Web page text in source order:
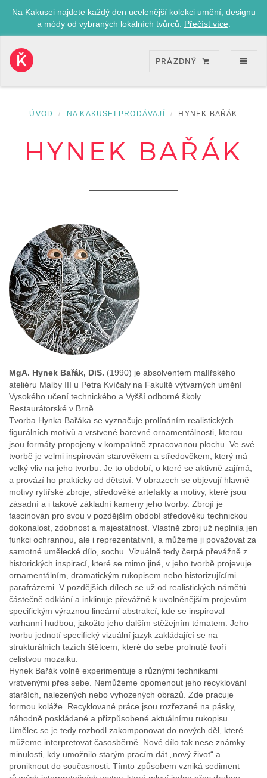
Na Kakusei najdete každý den ucelenější kolekci umění, designu
a módy od vybraných lokálních tvůrců. Přečíst více
přejít
úvodní
PRÁZDNÝ
ÚVOD NA KAKUSEI PRODÁVAJÍ HYNEK BAŘÁK
HYNEK BAŘÁK
MgA. Hynek Bařák, DiS. (1990) je absolventem malířského
ateliéru Malby III u Petra Kvíčaly na Fakultě výtvarných umění
Vysokého učení technického a Vyšší odborné školy
Restaurátorské v Brně.
Tvorba Hynka Bařáka se vyznačuje prolínáním realistických
figurálních motivů a vrstvené barevné ornamentálnosti, kterou
jsou formáty propojeny v kompaktně zpracovanou plochu. Ve své
tvorbě je velmi inspirován starověkem a středověkem, který má
velký vliv na jeho tvorbu. Je to období, o které se aktivně zajímá,
a provází ho prakticky od dětství. V obrazech se objevují hlavně
motivy rytířské zbroje, středověké artefakty a motivy, které jsou
zásadní a i takové základní kameny jeho tvorby. Zbrojí je
fascinován pro svou v pozdějším období středověku technickou
dokonalost, zdobnost a majestátnost. Vlastně zbroj už neplnila jen
funkci ochrannou, ale i reprezentativní, a můžeme ji považovat za
samotné umělecké dílo, sochu. Vizuálně tedy čerpá převážně z
historických inspirací, které se mimo jiné, v jeho tvorbě projevuje
ornamentálním, dramatickým rukopisem nebo historizujícími
parafrázemi. V pozdějších dílech se už od realistických námětů
částečně odklání a inklinuje převážně k uvolněnějším projevům
specifickým výraznou lineární abstrakcí, kde se inspiroval
varhanní hudbou, jakožto jeho dalším stěžejním tématem. Jeho
tvorbu jednotí specifický vizuální jazyk zakládající se na
strukturálních tazích štětcem, které do sebe prolnuté tvoří
celistvou mozaiku.
Hynek Bařák volně experimentuje s různými technikami
vrstvenými přes sebe. Nemůžeme opomenout jeho recyklování
starších, nalezených nebo vyhozených obrazů. Zde pracuje
formou koláže. Recyklované práce jsou rozřezané na pásky,
náhodně poskládané a přizpůsobené aktuálnímu rukopisu.
Umělec se je tedy rozhodl zakomponovat do nových děl, které
můžeme interpretovat časosběrně. Nové dílo tak nese známky
minulosti, kdy umožnilo starým pracím dát „nový život“ a
proniknout do současnosti. Tímto způsobem vzniká sediment